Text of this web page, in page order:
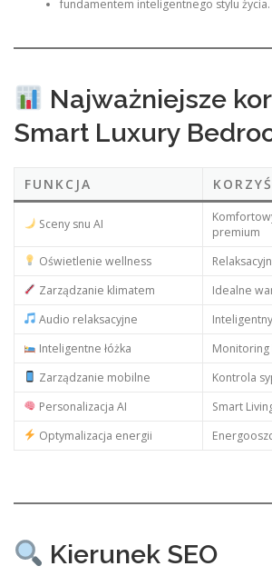
fundamentem inteligentnego stylu życia.
Najważniejsze
Smart Luxury
FUNKCJA
Sceny snu AI
premium
Oświetlenie wellness
Zarządzanie klimatem
Idealne
Audio relaksacyjne
Inteligentne łóżka
Monitoring
Zarządzanie mobilne
Kontrola
Personalizacja AI
Smart
Optymalizacja energii
Kierunek SEO